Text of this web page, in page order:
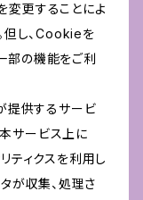
変更することによ
但し、Cookieを
部の機能をご利
が提供するサービ
サービス上に
ィクスを利用し
が収集、処理さ